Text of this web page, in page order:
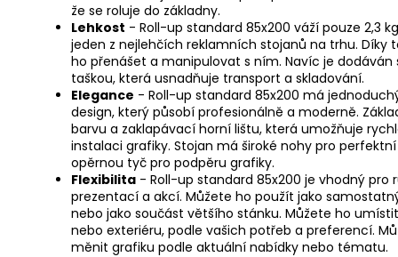
že se roluje do základny.
Lehkost - Roll-up standard 85x200 váží pouze 2,3
jeden z nejlehčích reklamních stojanů na trhu. Díky
ho přenášet a manipulovat s ním. Navíc je dodáván
taškou, která usnadňuje transport a skladování.
Elegance - Roll-up standard 85x200 má
design, který působí profesionálně a moderně.
barvu a zaklapávací horní lištu, která umožňuje
instalaci grafiky. Stojan má široké nohy pro
opěrnou tyč pro podpěru grafiky.
Flexibilita - Roll-up standard 85x200 je vhodný pro
prezentací a akcí. Můžete ho použít jako
nebo jako součást většího stánku. Můžete ho
nebo exteriéru, podle vašich potřeb a preferencí.
měnit grafiku podle aktuální nabídky nebo tématu.